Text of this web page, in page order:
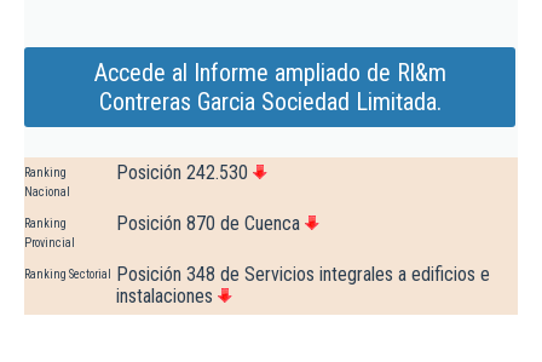
Accede al Informe ampliado de Rl&m
Contreras Garcia Sociedad Limitada.
Ranking
Nacional
Posición 242.530
Ranking
Provincial
Posición 870 de Cuenca
Ranking Sectorial
Posición 348 de Servicios integrales a edificios e
instalaciones